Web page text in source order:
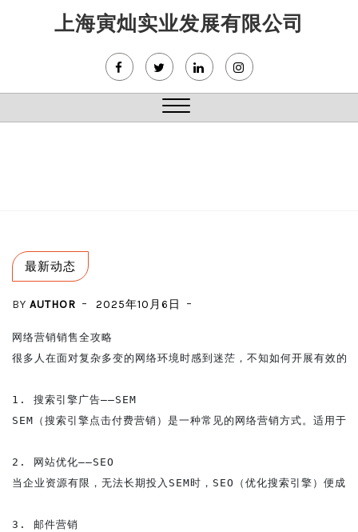
上海寅灿实业发展有限公司
Close
最新动态
BY AUTHOR 2025年10月6日
网络营销销售全攻略
很多人在面对复杂多变的网络环境时感到迷茫，不知如何开展有效的
1. 搜索引擎广告——SEM
SEM（搜索引擎点击付费营销）是一种常见的网络营销方式。适用
2. 网站优化——SEO
当企业资源有限，无法长期投入SEM时，SEO（优化搜索引擎）便
3. 邮件营销